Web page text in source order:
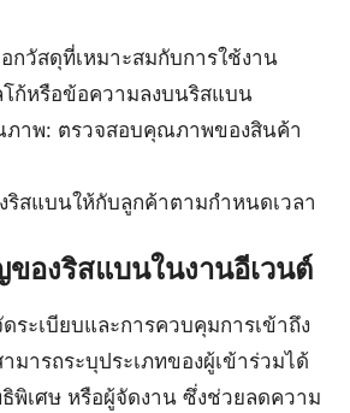
อกวัสดุที่เหมาะสมกับการใช้งาน
ก้หรือข้อความลงบนริสแบน
ภาพ: ตรวจสอบคุณภาพของสินค้า
ริสแบนให้กับลูกค้าตามกำหนดเวลา
องริสแบนในงานอีเวนต์
ระเบียบและการควบคุมการเข้าถึง
มารถระบุประเภทของผู้เข้าร่วมได้
พิเศษ หรือผู้จัดงาน ซึ่งช่วยลดความ